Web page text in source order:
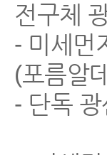
전구체
- 미세먼
(포름알
- 단독